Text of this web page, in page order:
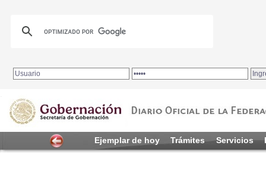
Ejemplar de hoy Trámites Servicios